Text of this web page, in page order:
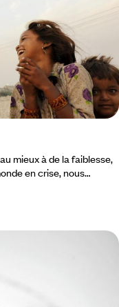
mieux à de la faiblesse,
en crise, nous
: « la parole sur la